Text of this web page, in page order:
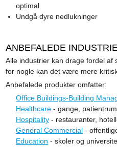
optimal
Undgå dyre nedlukninger
ANBEFALEDE
Alle industrier kan drage fordel af
for nogle kan det være mere
Anbefalede produkter omfatter:
Office Buildings-Building
Healthcare - gange,
Hospitality - restauranter,
General Commercial -
Education - skoler og